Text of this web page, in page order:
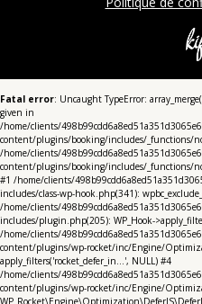
Fatal error: Uncaught TypeError:
given in
/home/clients/
content/plugins/booking/includes/_functions/
/home/clients/
content/plugins/booking/includes/_functions/
#1 /home/clients/
includes/class-wp-hook.php(341):
/home/clients/
includes/plugin.php(205): WP_Hook-
/home/clients/
content/plugins/wp-rocket/inc/Engine/
apply_filters('rocket_defer_in...', NULL) #4
/home/clients/
content/plugins/wp-rocket/inc/Engine/